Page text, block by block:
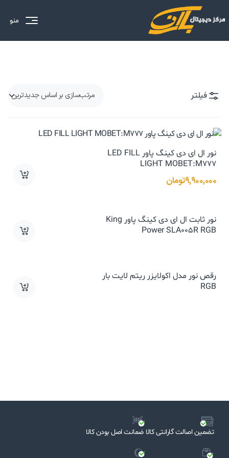
منو
فیلتر
نور ال ای دی کینگ پاور LED FILL
LIGHT MOBET:M777
۹,۹۰۰,۰۰۰تومان
نور ثابت ال ای دی کینگ پاور King
Power SLA005R RGB
رقص نور مدل اکولایزر ریتم لایت بار
RGB
تضمین اصالت گارانتی کالا ضمانت اصل بودن کالا